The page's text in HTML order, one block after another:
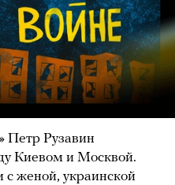
» Петр Рузавин
Киевом и Москвой.
с женой, украинской